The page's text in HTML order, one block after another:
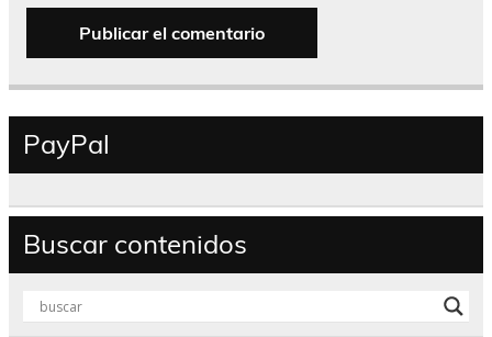
PayPal
Buscar contenidos